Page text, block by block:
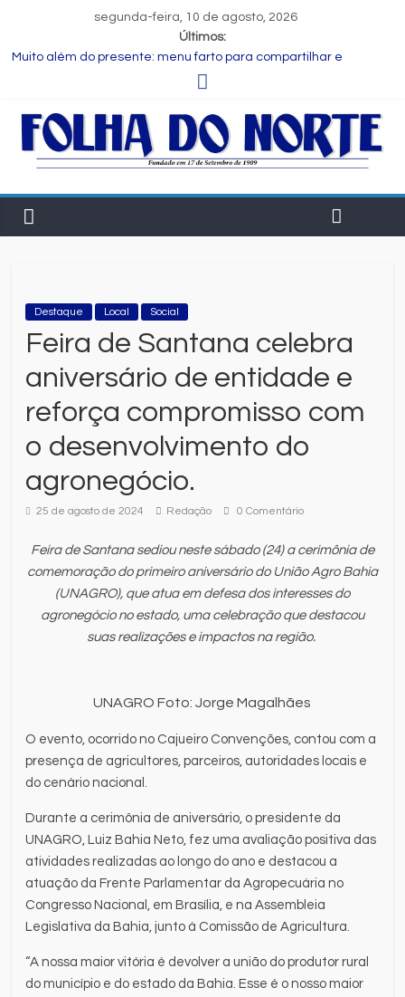
segunda-feira, 10 de agosto, 2026
Últimos:
Muito além do presente: menu farto para compartilhar e
cérebro masculino
Central de Eleições da Rede Bahia inicia nova rodada de
entrevistas com os candidatos ao Governo do Estado
em quatro praças.
visita às obras de modernização da UPB e destacam união do
Destaque Local Social
Feira de Santana celebra
aniversário de entidade e
reforça compromisso com
o desenvolvimento do
agronegócio.
25 de agosto de 2024 Redação 0 Comentário
Feira de Santana sediou neste sábado (24) a cerimônia de
comemoração do primeiro aniversário do União Agro Bahia
(UNAGRO), que atua em defesa dos interesses do
agronegócio no estado, uma celebração que destacou
suas realizações e impactos na região.
UNAGRO Foto: Jorge Magalhães
O evento, ocorrido no Cajueiro Convenções, contou com a
presença de agricultores, parceiros, autoridades locais e
do cenário nacional.
Durante a cerimônia de aniversário, o presidente da
UNAGRO, Luiz Bahia Neto, fez uma avaliação positiva das
atividades realizadas ao longo do ano e destacou a
atuação da Frente Parlamentar da Agropecuária no
Congresso Nacional, em Brasília, e na Assembleia
Legislativa da Bahia, junto à Comissão de Agricultura.
“A nossa maior vitória é devolver a união do produtor rural
do município e do estado da Bahia. Esse é o nosso maior